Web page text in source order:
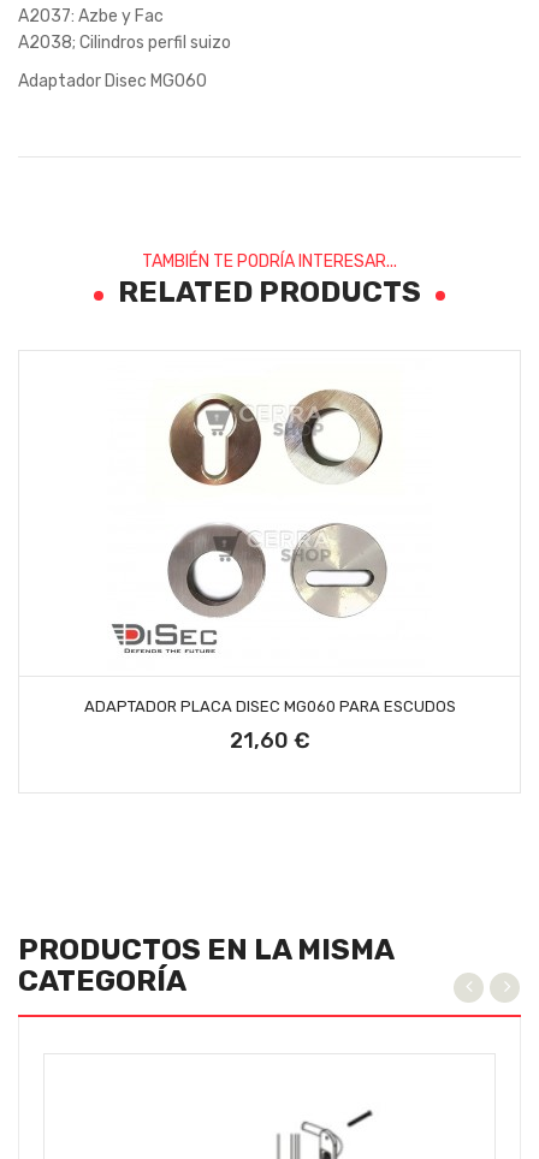
A2037: Azbe y Fac
A2038; Cilindros perfil suizo
Adaptador Disec MG060
TAMBIÉN TE PODRÍA INTERESAR...
RELATED PRODUCTS
AÑADIR AL CARRITO
ADAPTADOR PLACA DISEC MG060 PARA ESCUDOS
Precio
21,60 €
PRODUCTOS EN LA MISMA
CATEGORÍA